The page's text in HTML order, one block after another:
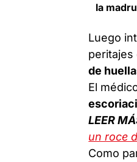
la
Luego
de
El
LEER
un roce
Como